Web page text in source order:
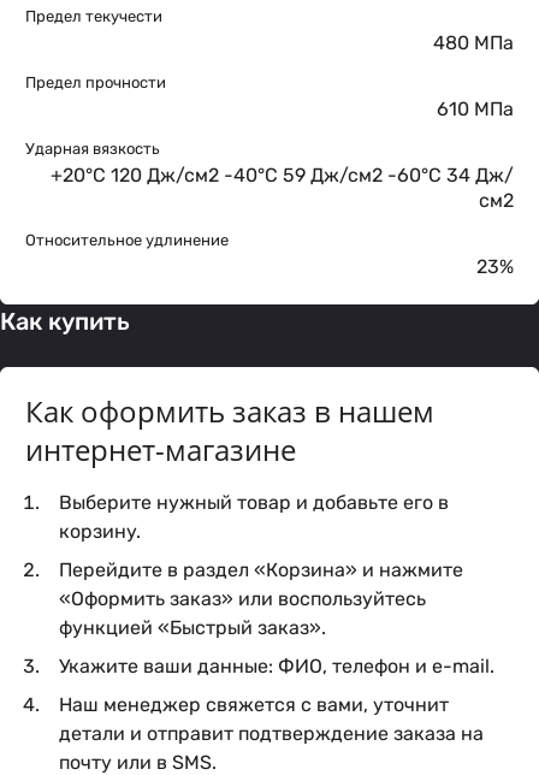
Предел текучести
480 МПа
Предел прочности
610 МПа
Ударная вязкость
+20°C 120 Дж/см2 -40°C 59 Дж/см2 -60°C 34 Дж/
см2
Относительное удлинение
23%
Как купить
Как оформить заказ в нашем
интернет-магазине
Выберите нужный товар и добавьте его в
корзину.
Перейдите в раздел «Корзина» и нажмите
«Оформить заказ» или воспользуйтесь
функцией «Быстрый заказ».
Укажите ваши данные: ФИО, телефон и e-mail.
Наш менеджер свяжется с вами, уточнит
детали и отправит подтверждение заказа на
почту или в SMS.